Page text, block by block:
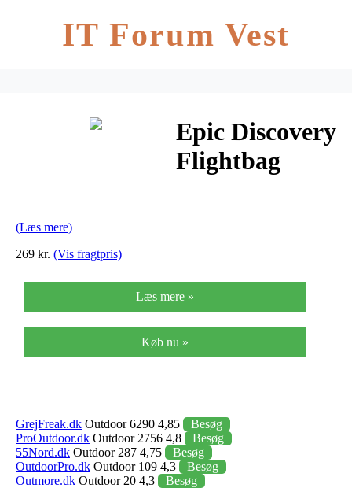
IT Forum Vest
Epic Discovery
Flightbag
(Læs mere)
269 kr. (Vis fragtpris)
Læs mere »
Køb nu »
GrejFreak.dk Outdoor 6290 4,85
Besøg
ProOutdoor.dk Outdoor 2756 4,8
Besøg
55Nord.dk Outdoor 287 4,75
Besøg
OutdoorPro.dk Outdoor 109 4,3
Besøg
Outmore.dk Outdoor 20 4,3
Besøg